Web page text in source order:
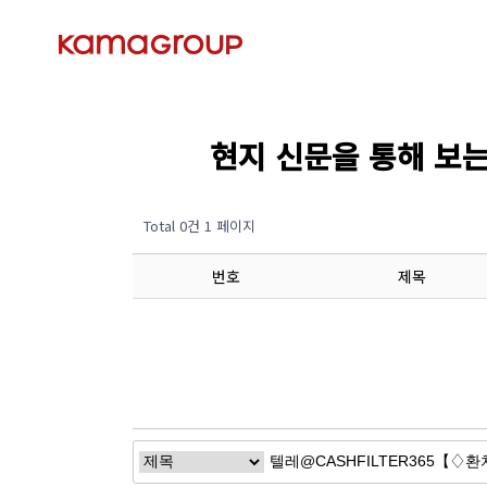
현지 신문을 통해
Total 0건 1 페이지
번호 제목